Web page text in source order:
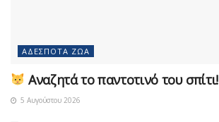
ΑΔΈΣΠΟΤΑ ΖΏΑ
Αναζητά το παντοτινό του σπίτι!
5 Αυγούστου 2026